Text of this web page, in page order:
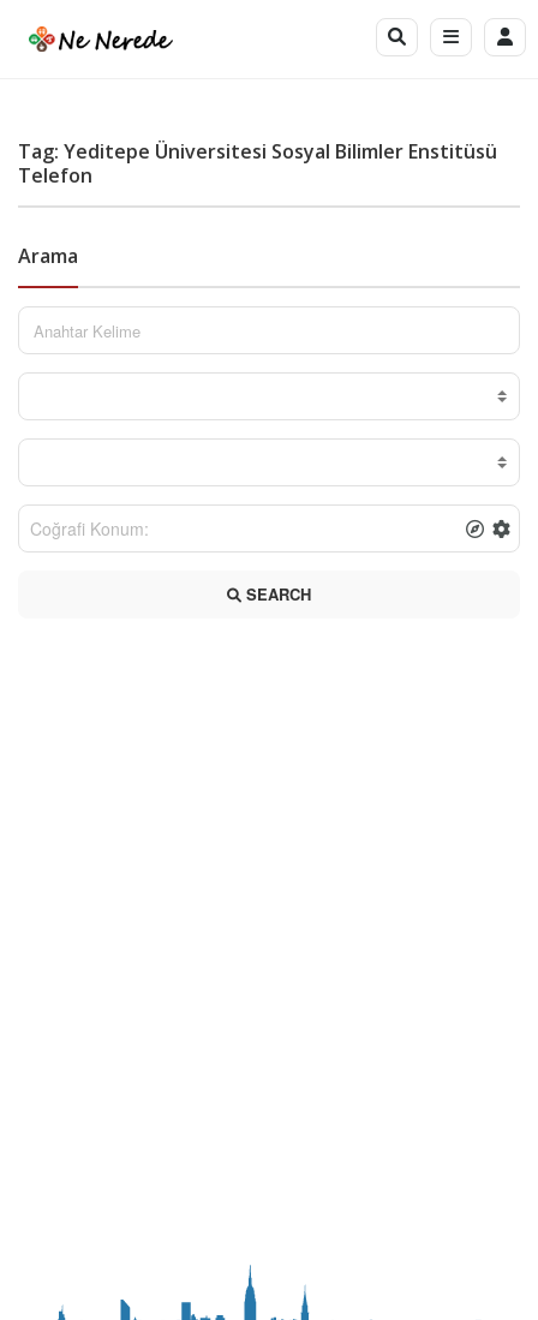
Tag: Yeditepe Üniversitesi Sosyal Bilimler Enstitüsü
Telefon
Arama
SEARCH